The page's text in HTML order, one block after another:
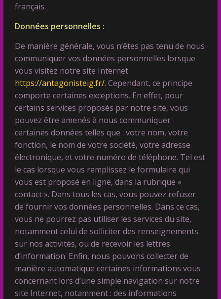
français.
Données personnelles :
De manière générale, vous n’êtes pas tenu de nous
communiquer vos données personnelles lorsque
vous visitez notre site Internet
https://antagonisteig.fr/. Cependant, ce principe
comporte certaines exceptions. En effet, pour
certains services proposés par notre site, vous
pouvez être amenés à nous communiquer
certaines données telles que : votre nom, votre
fonction, le nom de votre société, votre adresse
électronique, et votre numéro de téléphone. Tel est
le cas lorsque vous remplissez le formulaire qui
vous est proposé en ligne, dans la rubrique «
contact ». Dans tous les cas, vous pouvez refuser
de fournir vos données personnelles. Dans ce cas,
vous ne pourrez pas utiliser les services du site,
notamment celui de solliciter des renseignements
sur nos activités, ou de recevoir les lettres
d’information. Enfin, nous pouvons collecter de
manière automatique certaines informations vous
concernant lors d’une simple navigation sur notre
site Internet, notamment : des informations